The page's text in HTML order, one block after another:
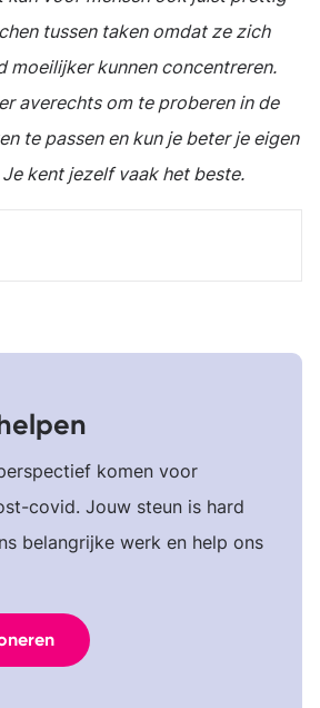
tussen taken omdat ze zich
moeilijker kunnen concentreren.
averechts om te proberen in de
te passen en kun je beter je eigen
kent jezelf vaak het beste.
komen voor
covid. Jouw steun is hard
belangrijke werk en help ons